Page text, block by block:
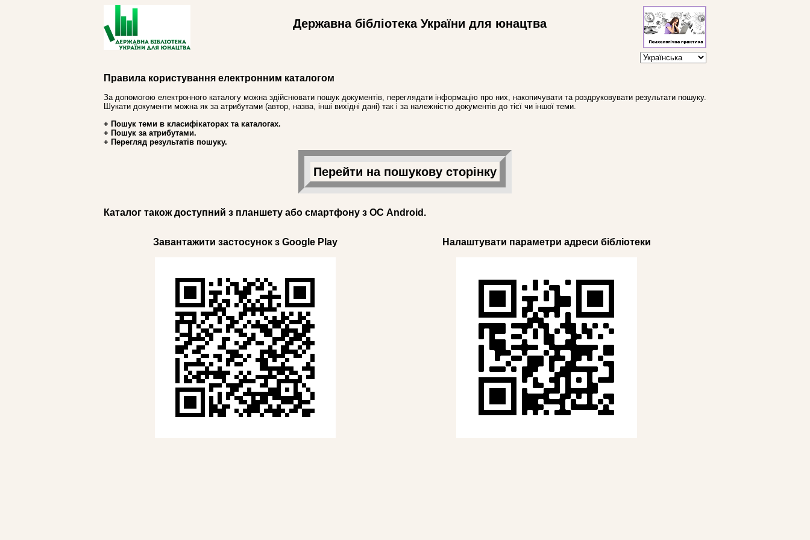
Державна бібліотека України для юнацтва
Правила користування електронним каталогом
За допомогою електронного каталогу можна здійснювати пошук документів, переглядати інформацію про них, накопичувати та роздруковувати результати пошуку.
Шукати документи можна як за атрибутами (автор, назва, інші вихідні дані) так і за належністю документів до тієї чи іншої теми.
+ Пошук теми в класифікаторах та каталогах.
+ Пошук за атрибутами.
+ Перегляд результатів пошуку.
Перейти на пошукову сторінку
Каталог також доступний з планшету або смартфону з ОС Android.
Завантажити застосунок з Google Play Налаштувати параметри адреси бібліотеки